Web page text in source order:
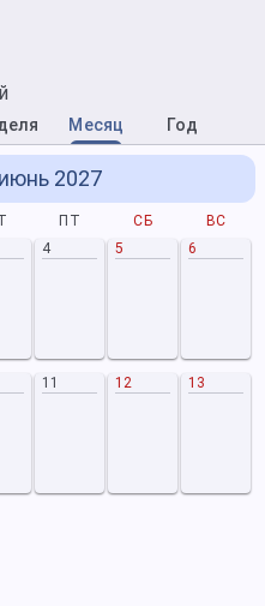
Месяц Год
2027
ПТ СБ
ВС
4 5 6
11 12 13